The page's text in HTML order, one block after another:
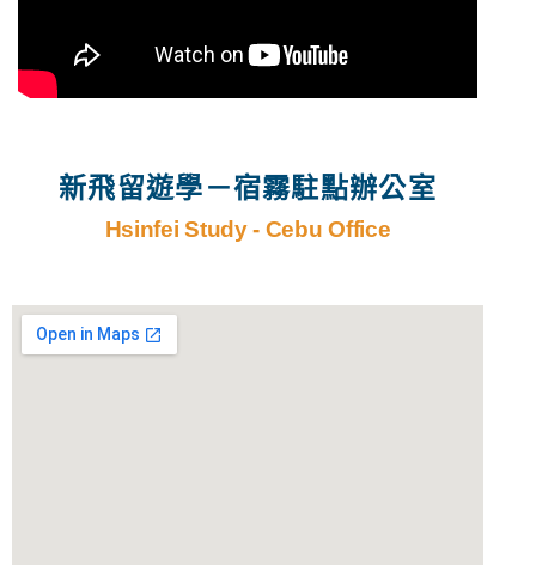
新飛留遊學－宿霧駐點辦公室
Hsinfei Study - Cebu Office